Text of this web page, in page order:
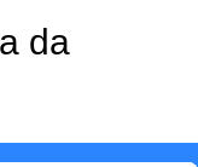
da